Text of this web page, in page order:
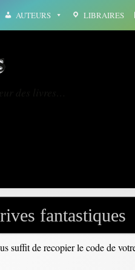
AUTEURS LIBRAIRES
fantastiques
suffit de recopier le code de